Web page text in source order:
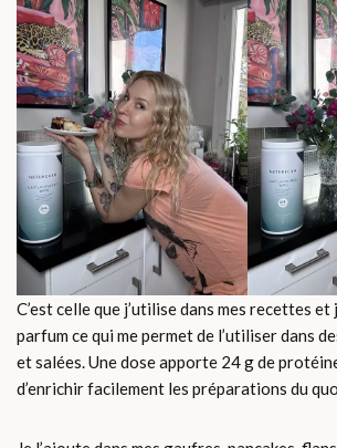
C’est celle que j’utilise dans mes recettes et
parfum ce qui me permet de l’utiliser dans
et salées. Une dose apporte 24 g de
d’enrichir facilement les préparations du